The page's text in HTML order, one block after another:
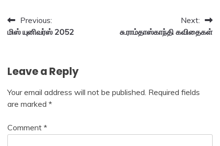
Post
navigation
Previous:
மிஸ் யுனிவர்ஸ் 2052
Next:
சு.ராம்தாஸ்காந்தி கவிதைகள்
Leave a Reply
Your email address will not be published. Required fields
are marked *
Comment *